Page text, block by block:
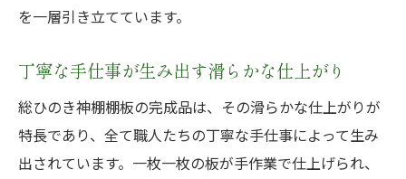
長く使える耐久性と美しさ
す神聖な美
職人たちが紡ぎ出す神聖な空間作り
手作業による温もりが宿るひと品
神棚板に宿る伝統の精神
を一層引き立てています。
丁寧な手仕事が生み出す滑らかな仕上がり
総ひのき神棚棚板の完成品は、その滑らかな仕上がりが
特長であり、全て職人たちの丁寧な手仕事によって生み
出されています。一枚一枚の板が手作業で仕上げられ、